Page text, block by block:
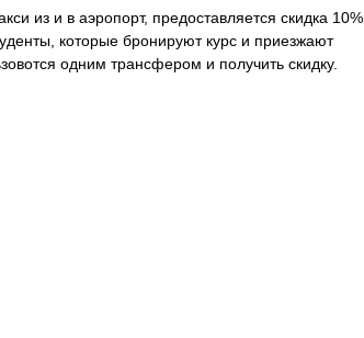
из и в аэропорт, предоставляется скидка 10%
которые бронируют курс и приезжают
одним трансфером и получить скидку.